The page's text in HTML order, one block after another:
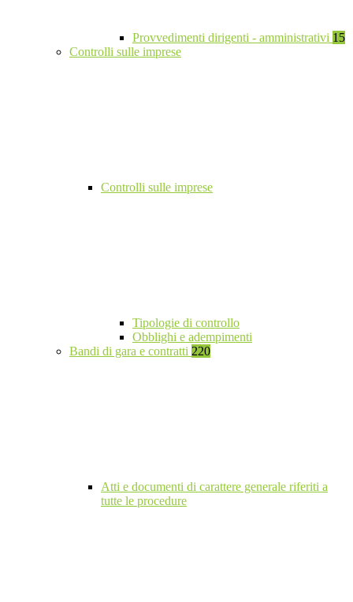
Provvedimenti dirigenti - amministrativi 15
Controlli sulle imprese
Controlli sulle imprese
Tipologie di controllo
Obblighi e adempimenti
Bandi di gara e contratti 220
Atti e documenti di carattere generale riferiti a
tutte le procedure